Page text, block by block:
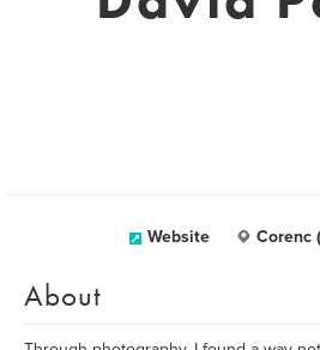
Website Corenc
About